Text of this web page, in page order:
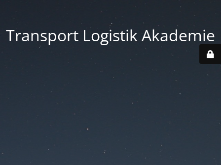
Transport Logistik Akademie